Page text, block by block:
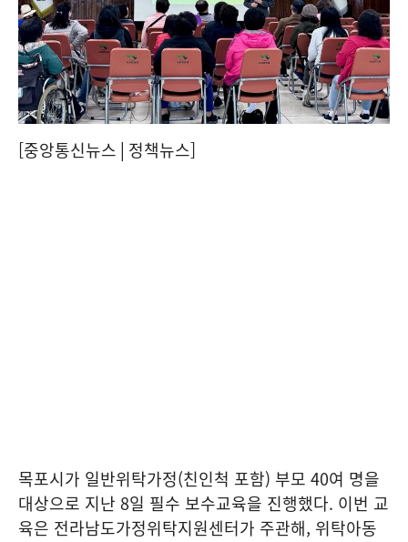
[중앙통신뉴스│정책뉴스]
목포시가 일반위탁가정(친인척 포함) 부모 40여 명을
대상으로 지난 8일 필수 보수교육을 진행했다. 이번 교
육은 전라남도가정위탁지원센터가 주관해, 위탁아동